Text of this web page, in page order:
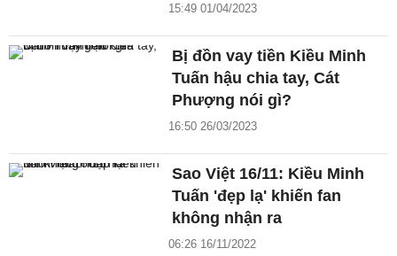
15:49 01/04/2023
Bị đồn vay tiền Kiều Minh
Tuấn hậu chia tay, Cát
Phượng nói gì?
16:50 26/03/2023
Sao Việt 16/11: Kiều Minh
Tuấn 'đẹp lạ' khiến fan
không nhận ra
06:26 16/11/2022